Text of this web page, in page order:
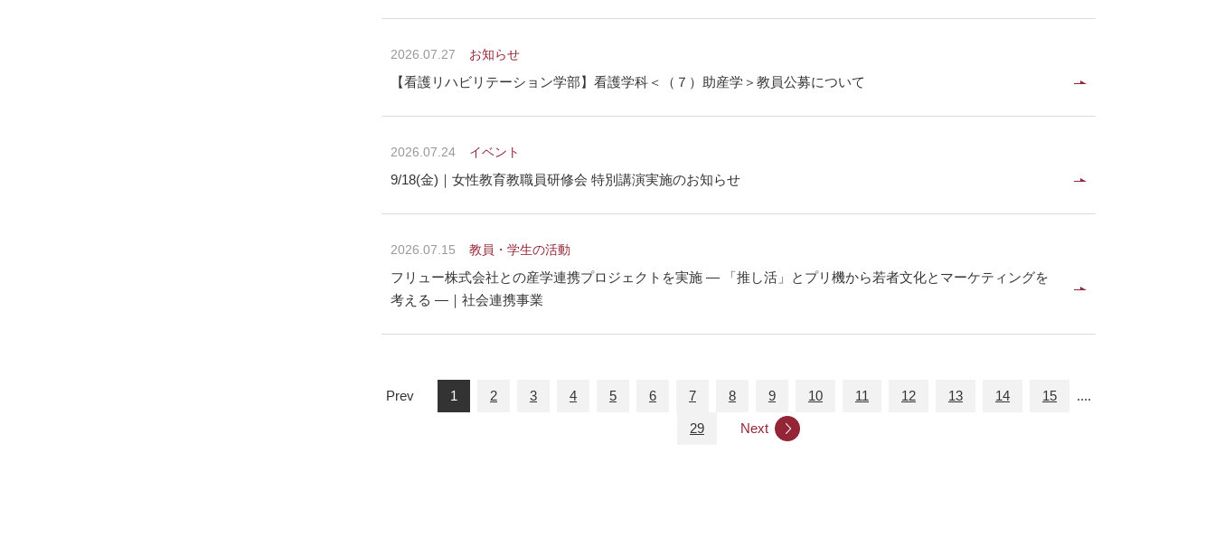
2026.07.27 お知らせ
【看護リハビリテーション学部】看護学科＜（７）助産学＞教員公募について
2026.07.24 イベント
9/18(金)｜女性教育教職員研修会 特別講演実施のお知らせ
2026.07.15 教員・学生の活動
フリュー株式会社との産学連携プロジェクトを実施 ― 「推し活」とプリ機から若者文化とマーケティングを
考える ―｜社会連携事業
Prev 1 2 3 4 5 6 7 8 9 10 11 12 13 14 15 ....
29 Next